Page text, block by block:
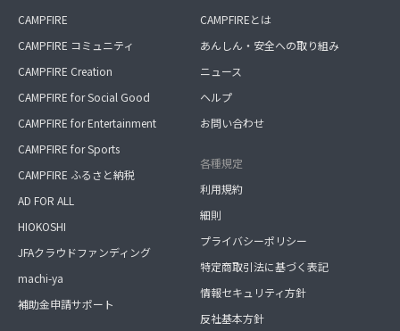
CAMPFIRE
CAMPFIRE コミュニティ
CAMPFIRE Creation
CAMPFIRE for Social Good
CAMPFIRE for Entertainment
CAMPFIRE for Sports
CAMPFIRE ふるさと納税
AD FOR ALL
HIOKOSHI
JFAクラウドファンディング
machi-ya
補助金申請サポート
CAMPFIREとは
あんしん・安全への取り組み
ニュース
ヘルプ
お問い合わせ
各種規定
利用規約
細則
プライバシーポリシー
特定商取引法に基づく表記
情報セキュリティ方針
反社基本方針